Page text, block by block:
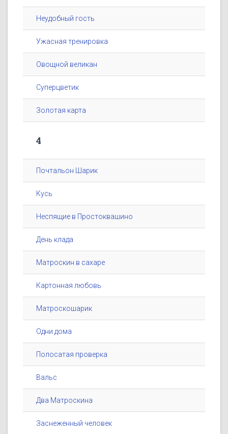
Неудобный гость
Ужасная тренировка
Овощной великан
Суперцветик
Золотая карта
4
Почтальон Шарик
Кусь
Неспящие в Простоквашино
День клада
Матроскин в сахаре
Картонная любовь
Матроскошарик
Одни дома
Полосатая проверка
Вальс
Два Матроскина
Заснеженный человек